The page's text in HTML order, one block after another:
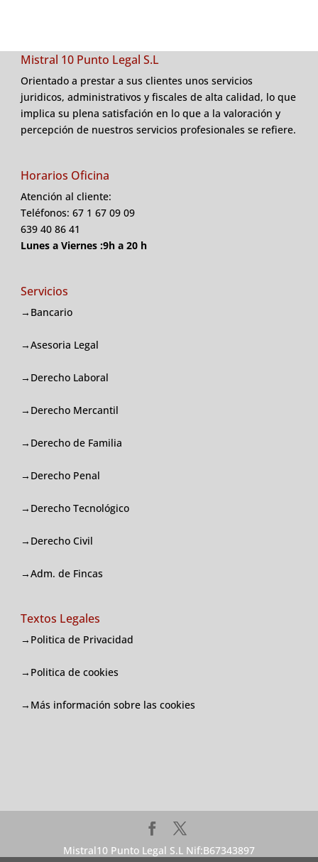
Mistral 10 Punto Legal S.L
Orientado a prestar a sus clientes unos servicios
juridicos, administrativos y fiscales de alta calidad, lo que
implica su plena satisfación en lo que a la valoración y
percepción de nuestros servicios profesionales se refiere.
Horarios Oficina
Atención al cliente:
Teléfonos: 67 1 67 09 09
639 40 86 41
Lunes a Viernes :9h a 20 h
Servicios
→Bancario
→Asesoria Legal
→Derecho Laboral
→Derecho Mercantil
→Derecho de Familia
→Derecho Penal
→Derecho Tecnológico
→Derecho Civil
→Adm. de Fincas
Textos Legales
→Politica de Privacidad
→Politica de cookies
→ Más información sobre las cookies
Mistral10 Punto Legal S.L Nif:B67343897